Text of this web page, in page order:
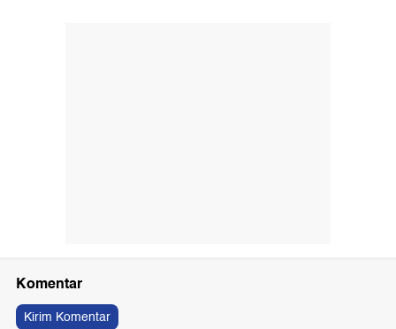
Komentar
Kirim Komentar